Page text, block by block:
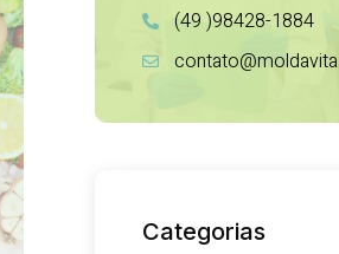
(49 )98428-1884
Categorias